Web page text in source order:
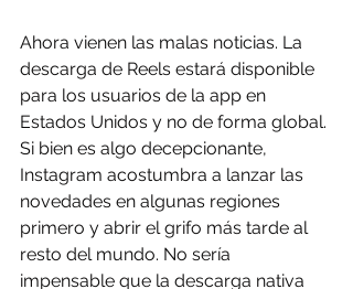
Ahora vienen las malas noticias. La
descarga de Reels estará disponible
para los usuarios de la app en
Estados Unidos y no de forma global.
Si bien es algo decepcionante,
Instagram acostumbra a lanzar las
novedades en algunas regiones
primero y abrir el grifo más tarde al
resto del mundo. No sería
impensable que la descarga nativa